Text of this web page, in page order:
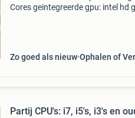
Cores geintegreerde gpu: intel hd
Zo goed als nieuw Ophalen of
Partij CPU's: i7, i5's, i3's en